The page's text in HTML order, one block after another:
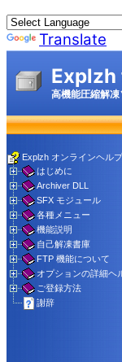
Translate
高機能圧縮解
Explzh オンラインヘルプ
はじめに
Archiver DLL
SFX モジュール
各種メニュー
機能説明
自己解凍書庫
FTP 機能について
オプションの詳細ヘ
ご登録方法
謝辞